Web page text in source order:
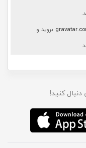
بروید و
کنید!